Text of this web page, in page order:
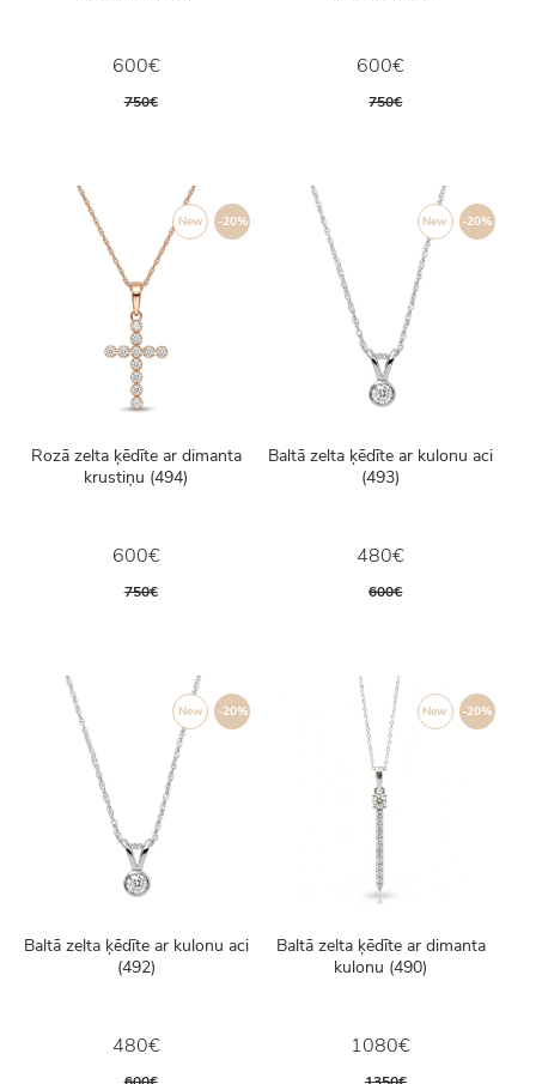
600€
750€
600€
750€
-20%
New
Rozā zelta ķēdīte ar dimanta
krustiņu (494)
600€
750€
-20%
New
Baltā zelta ķēdīte ar kulonu aci
(493)
480€
600€
-20%
New
Baltā zelta ķēdīte ar kulonu aci
(492)
480€
-20%
New
Baltā zelta ķēdīte ar dimanta
kulonu (490)
1080€